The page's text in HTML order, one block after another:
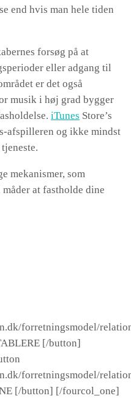
end hvis man hele tiden
forsøg på at
eller adgang til
er det også
musik i høj grad bygger
iTunes Store’s
afspilleren og ikke mindst
mekanismer, som
at fastholde dine
forretningsmodel/
[/button]
forretningsmodel/
[/button] [/fourcol_one]